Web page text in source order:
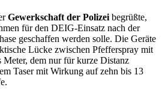
Gewerkschaft der Polizei begrüßte,
für den DEIG-Einsatz nach der
geschaffen werden solle. Die Geräte
Lücke zwischen Pfefferspray mit
dem nur für kurze Distanz
Tasermit Wirkung auf zehn bis 13